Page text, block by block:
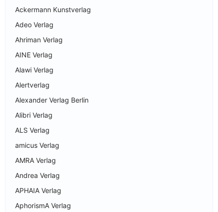
Ackermann Kunstverlag
Adeo Verlag
Ahriman Verlag
AINE Verlag
Alawi Verlag
Alertverlag
Alexander Verlag Berlin
Alibri Verlag
ALS Verlag
amicus Verlag
AMRA Verlag
Andrea Verlag
APHAIA Verlag
AphorismA Verlag